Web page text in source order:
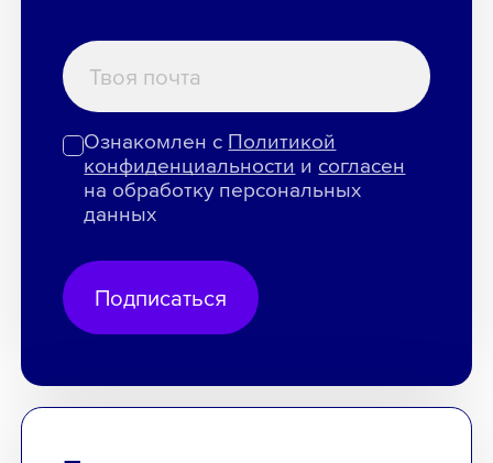
Ознакомлен с Политикой
конфиденциальности и согласен
на обработку персональных
данных
Подписаться